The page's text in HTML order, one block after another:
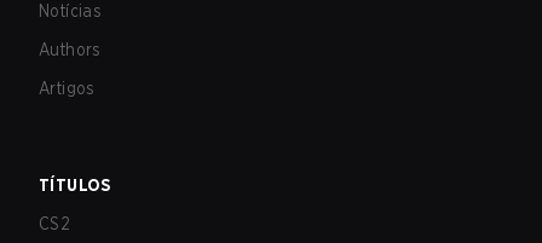
Notícias
Authors
Artigos
TÍTULOS
CS2